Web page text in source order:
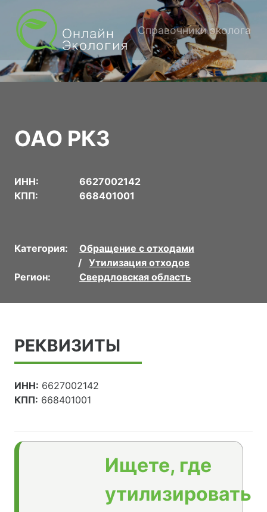
Справочники эколога
ОАО РКЗ
ИНН:
6627002142
КПП:
668401001
Категория:
Обращение с отходами
Утилизация отходов
Регион:
Свердловская область
РЕКВИЗИТЫ
ИНН: 6627002142
КПП: 668401001
Ищете, где
утилизировать